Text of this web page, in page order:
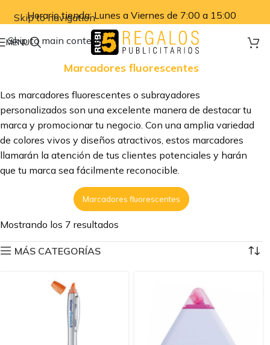
Skip to navigation
Skip to main content
Horario tienda: Lunes a Viernes de 7:00 a 15:00
MENU
Marcadores fluorescentes
Los marcadores fluorescentes o subrayadores
personalizados son una excelente manera de destacar tu
marca y promocionar tu negocio. Con una amplia variedad
de colores vivos y diseños atractivos, estos marcadores
llamarán la atención de tus clientes potenciales y harán
que tu marca sea fácilmente reconocible.
Marcadores fluorescentes
Mostrando los 7 resultados
MÁS CATEGORÍAS